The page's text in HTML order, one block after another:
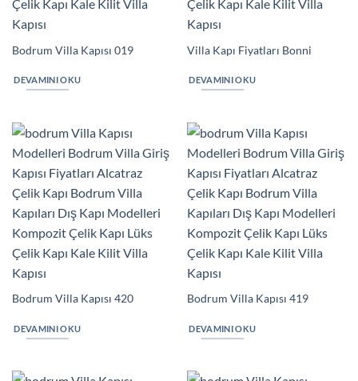
Bodrum Villa Kapısı 019
DEVAMINI OKU
Villa Kapı Fiyatları Bonni
DEVAMINI OKU
Bodrum Villa Kapısı 420
DEVAMINI OKU
Bodrum Villa Kapısı 419
DEVAMINI OKU